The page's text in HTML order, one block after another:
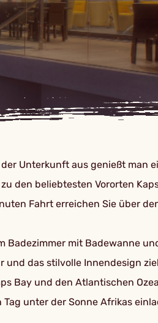
Unterkunft aus genießt man
den beliebtesten Vororten
Fahrt erreichen Sie über
mit Badewanne
das stilvolle Innendesign
Bay und den Atlantischen
unter der Sonne Afrikas